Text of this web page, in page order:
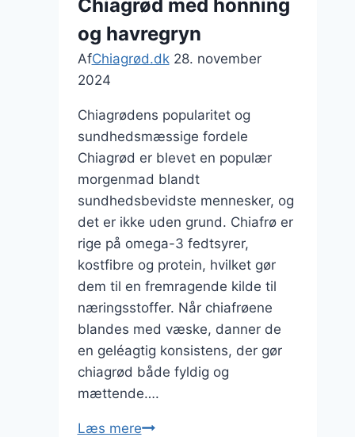
for
ekstra
sødme
Chiagrød med honning
og havregryn
AfChiagrød.dk 28. november
2024
Chiagrødens popularitet og
sundhedsmæssige fordele
Chiagrød er blevet en populær
morgenmad blandt
sundhedsbevidste mennesker, og
det er ikke uden grund. Chiafrø er
rige på omega-3 fedtsyrer,
kostfibre og protein, hvilket gør
dem til en fremragende kilde til
næringsstoffer. Når chiafrøene
blandes med væske, danner de
en geléagtig konsistens, der gør
chiagrød både fyldig og
mættende….
Læs mereChiagrød